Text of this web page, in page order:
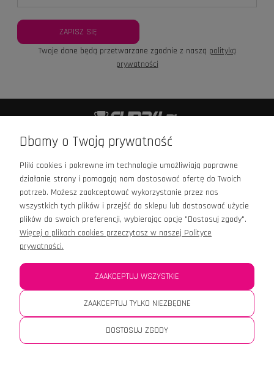
ZAPISZ SIĘ
Twoje dane będą przetwarzane zgodnie z naszą polityką
prywatności
+48 601 426 989
Infolinia czynna:
Pn - Pt: 9:00 - 16:00
OPINIE
MOJE KONTO
INFORMACJE
Dbamy o Twoją prywatność
Pliki cookies i pokrewne im technologie umożliwiają poprawne
działanie strony i pomagają nam dostosować ofertę do Twoich
potrzeb. Możesz zaakceptować wykorzystanie przez nas
wszystkich tych plików i przejść do sklepu lub dostosować użycie
plików do swoich preferencji, wybierając opcję "Dostosuj zgody".
Więcej o plikach cookies przeczytasz w naszej Polityce
prywatności.
ZAAKCEPTUJ TYLKO NIEZBĘDNE
DOSTOSUJ ZGODY
ZAAKCEPTUJ WSZYSTKIE